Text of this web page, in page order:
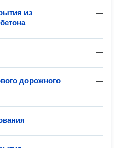
—
из
—
—
дорожного
—